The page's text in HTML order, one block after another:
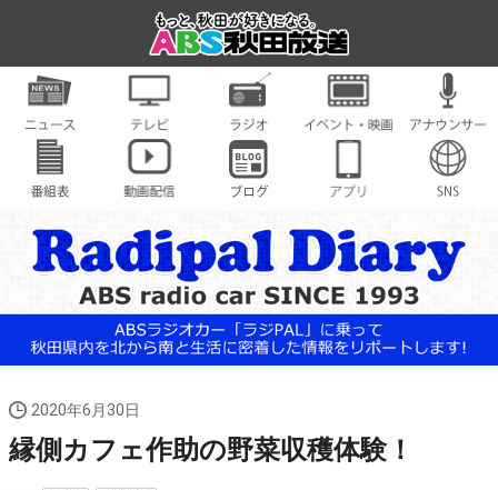
2020年6月30日
縁側カフェ作助の野菜収穫体験！